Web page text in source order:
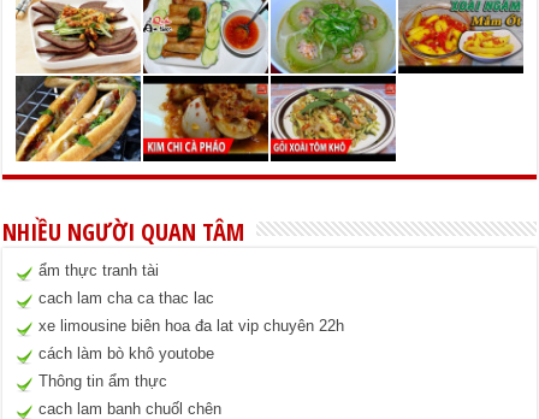
NHIỀU NGƯỜI QUAN TÂM
ẩm thực tranh tài
cach lam cha ca thac lac
xe limousine biên hoa đa lat vip chuyên 22h
cách làm bò khô youtobe
Thông tin ẩm thực
cach lam banh chuốl chên